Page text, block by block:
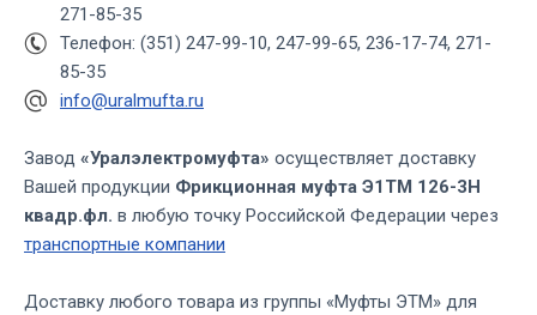
271-85-35
Телефон: (351) 247-99-10, 247-99-65, 236-17-74, 271-
85-35
info@uralmufta.ru
Завод «Уралэлектромуфта» осуществляет доставку
Вашей продукции Фрикционная муфта Э1ТМ 126-3Н
квадр.фл. в любую точку Российской Федерации через
транспортные компании
Доставку любого товара из группы «Муфты ЭТМ» для